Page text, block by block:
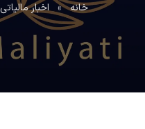
خانه » اخبار مالیاتی